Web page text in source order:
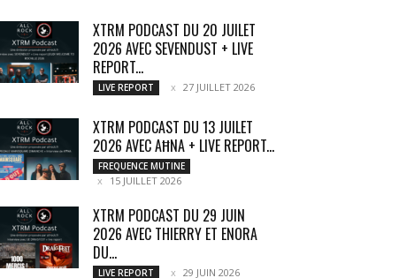
XTRM PODCAST DU 20 JUILET
2026 AVEC SEVENDUST + LIVE
REPORT...
LIVE REPORT 27 JUILLET 2026
XTRM PODCAST DU 13 JUILET
2026 AVEC AĦNA + LIVE REPORT...
FREQUENCE MUTINE
15 JUILLET 2026
XTRM PODCAST DU 29 JUIN
2026 AVEC THIERRY ET ENORA
DU...
LIVE REPORT 29 JUIN 2026